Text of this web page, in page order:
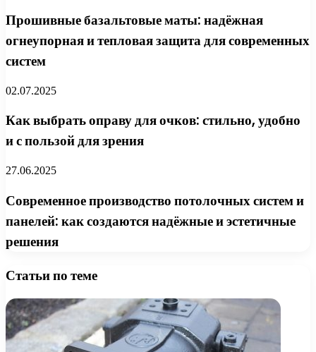
Прошивные базальтовые маты: надёжная
огнеупорная и тепловая защита для современных
систем
02.07.2025
Как выбрать оправу для очков: стильно, удобно
и с пользой для зрения
27.06.2025
Современное производство потолочных систем и
панелей: как создаются надёжные и эстетичные
решения
Статьи по теме